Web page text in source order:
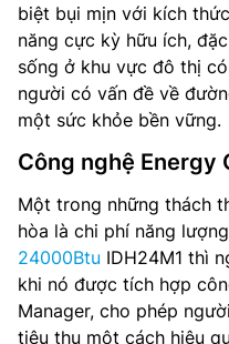
biệt bụi mịn với kích
năng cực kỳ hữu ích,
sống ở khu vực đô thị
người có vấn đề về
một sức khỏe bền vững.
Công nghệ Energy
Một trong những thách
hòa là chi phí năng
24000Btu IDH24M1 thì
khi nó được tích hợp
Manager, cho phép
tiêu thụ một cách hiệu